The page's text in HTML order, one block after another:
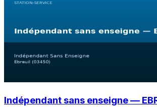
Indépendant sans enseigne —